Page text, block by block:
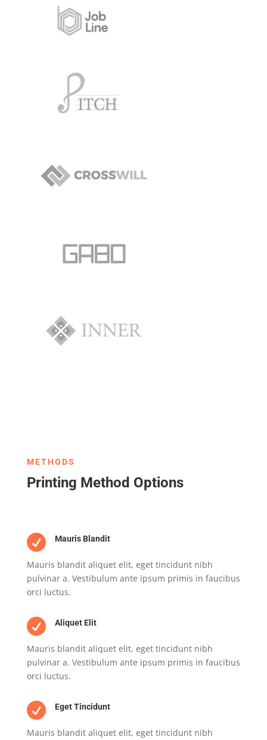
METHODS
Printing Method Options
 Mauris Blandit
Mauris blandit aliquet elit, eget tincidunt nibh
pulvinar a. Vestibulum ante ipsum primis in faucibus
orci luctus.
 Aliquet Elit
Mauris blandit aliquet elit, eget tincidunt nibh
pulvinar a. Vestibulum ante ipsum primis in faucibus
orci luctus.
 Eget Tincidunt
Mauris blandit aliquet elit, eget tincidunt nibh